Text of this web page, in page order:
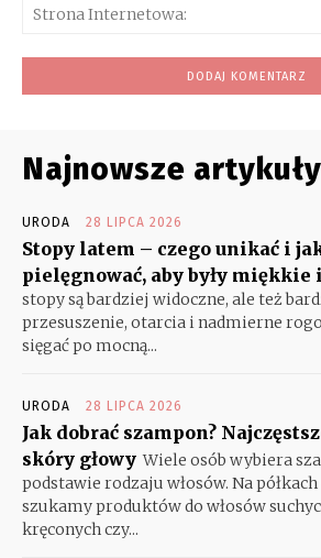
Najnowsze artykuły
URODA 28 LIPCA 2026
Stopy latem – czego unikać i
pielęgnować, aby były miękkie
stopy są bardziej widoczne, ale też
przesuszenie, otarcia i nadmierne
sięgać po mocną...
URODA 28 LIPCA 2026
Jak dobrać szampon?
skóry głowy Wiele osób wybiera
podstawie rodzaju włosów. Na
szukamy produktów do włosów
kręconych czy...